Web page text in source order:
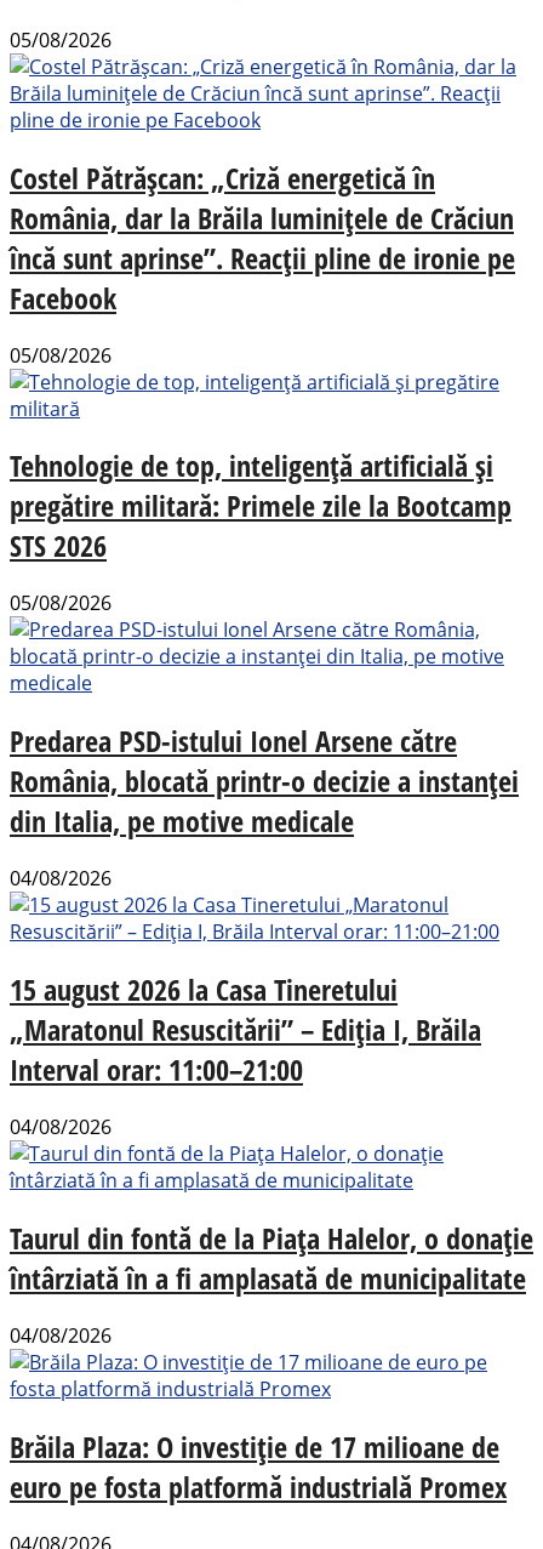
05/08/2026
Costel Pătrășcan: „Criză energetică în
România, dar la Brăila luminițele de Crăciun
încă sunt aprinse”. Reacții pline de ironie pe
Facebook
05/08/2026
Tehnologie de top, inteligență artificială și
pregătire militară: Primele zile la Bootcamp
STS 2026
05/08/2026
Predarea PSD-istului Ionel Arsene către
România, blocată printr-o decizie a instanței
din Italia, pe motive medicale
04/08/2026
15 august 2026 la Casa Tineretului
„Maratonul Resuscitării” – Ediția I, Brăila
Interval orar: 11:00–21:00
04/08/2026
Taurul din fontă de la Piața Halelor, o donație
întârziată în a fi amplasată de municipalitate
04/08/2026
Brăila Plaza: O investiție de 17 milioane de
euro pe fosta platformă industrială Promex
04/08/2026